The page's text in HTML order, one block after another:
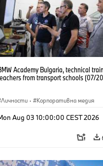
Academy Bulgaria, technical
from transport schools (07/
Личности · Корпоративна медия
Aug 03 10:00:00 CEST 2026